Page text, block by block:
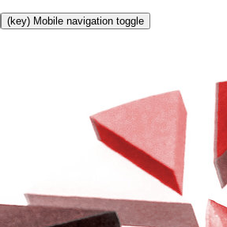
(key) Mobile navigation toggle